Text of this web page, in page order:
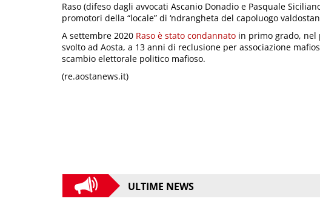
Raso (difeso dagli avvocati Ascanio Donadio e Pasquale
promotori della “locale” di ‘ndrangheta del capoluogo
A settembre 2020 Raso è stato condannato in primo grado, nel
svolto ad Aosta, a 13 anni di reclusione per associazione
scambio elettorale politico mafioso.
(re.aostanews.it)
ULTIME NEWS